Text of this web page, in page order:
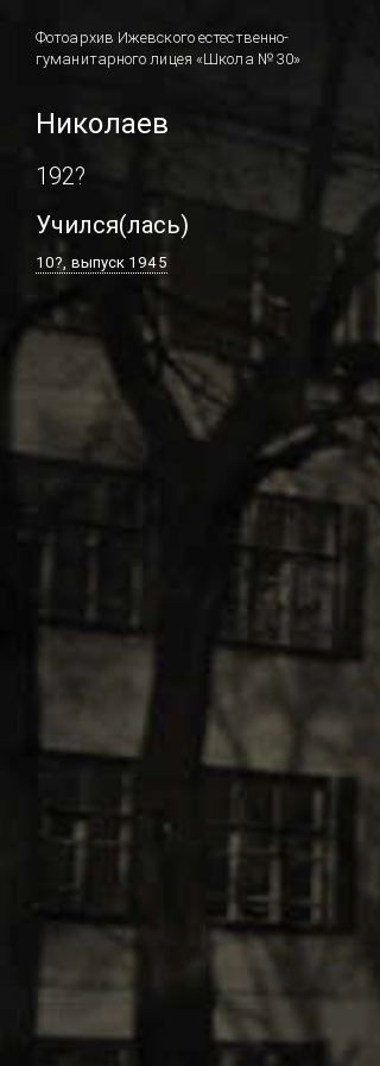
Фотоархив Ижевского естественно-
гуманитарного лицея «Школа № 30»
Николаев
192?
Учился(лась)
10?, выпуск 1945